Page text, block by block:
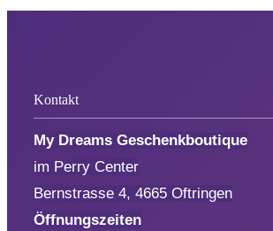
Kontakt
Kontakt
My Dreams Geschenkboutique
im Perry Center
Bernstrasse 4, 4665 Oftringen
Öffnungszeiten